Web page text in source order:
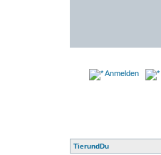
Anmelden
TierundDu